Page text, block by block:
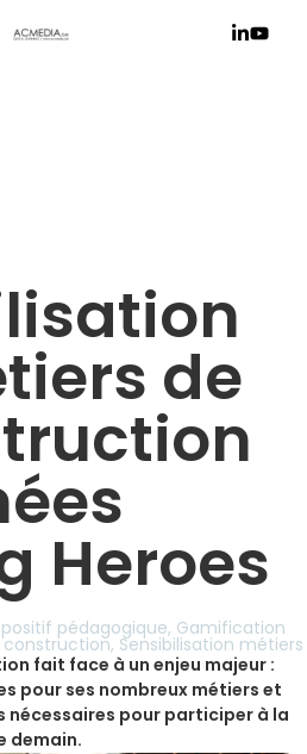
de
Heroes
pédagogique, Gamification
construction, Sensibilisation métiers
fait face à un enjeu majeur :
pour ses nombreux métiers et
nécessaires pour participer à la
demain.